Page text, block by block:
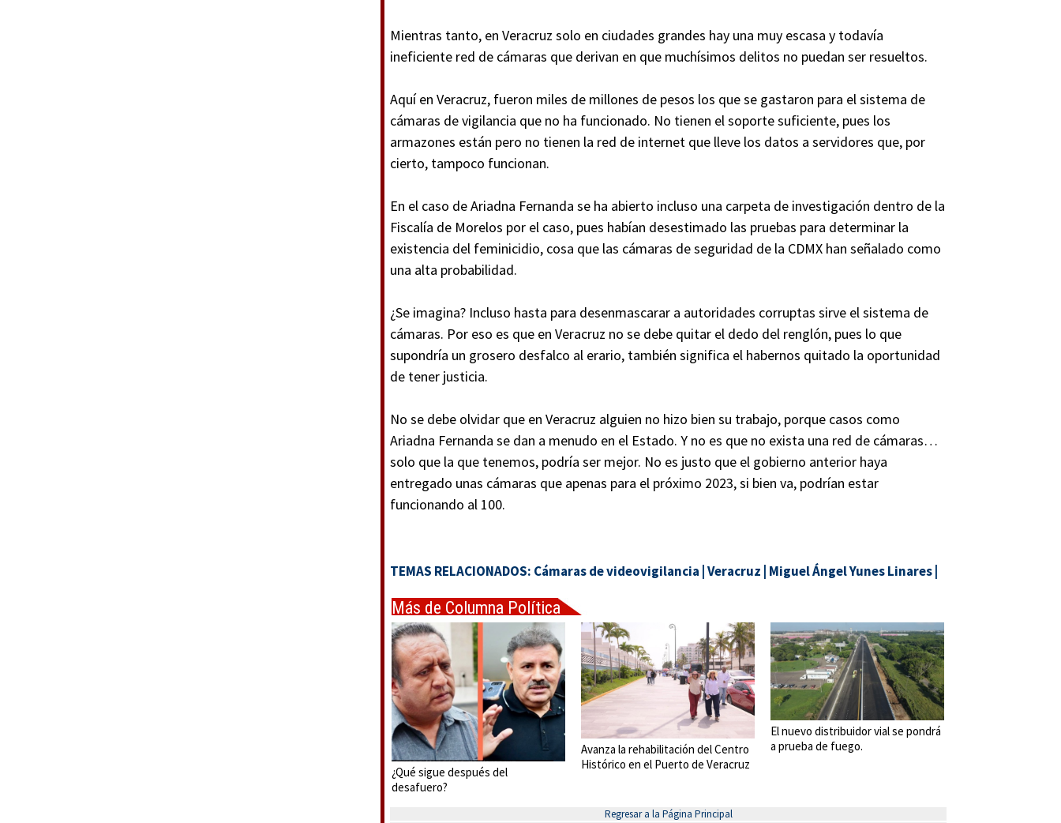
Mientras tanto, en Veracruz solo en ciudades grandes hay una muy escasa y todavía
ineficiente red de cámaras que derivan en que muchísimos delitos no puedan ser resueltos.
Aquí en Veracruz, fueron miles de millones de pesos los que se gastaron para el sistema de
cámaras de vigilancia que no ha funcionado. No tienen el soporte suficiente, pues los
armazones están pero no tienen la red de internet que lleve los datos a servidores que, por
cierto, tampoco funcionan.
En el caso de Ariadna Fernanda se ha abierto incluso una carpeta de investigación dentro de la
Fiscalía de Morelos por el caso, pues habían desestimado las pruebas para determinar la
existencia del feminicidio, cosa que las cámaras de seguridad de la CDMX han señalado como
una alta probabilidad.
¿Se imagina? Incluso hasta para desenmascarar a autoridades corruptas sirve el sistema de
cámaras. Por eso es que en Veracruz no se debe quitar el dedo del renglón, pues lo que
supondría un grosero desfalco al erario, también significa el habernos quitado la oportunidad
de tener justicia.
No se debe olvidar que en Veracruz alguien no hizo bien su trabajo, porque casos como
Ariadna Fernanda se dan a menudo en el Estado. Y no es que no exista una red de cámaras…
solo que la que tenemos, podría ser mejor. No es justo que el gobierno anterior haya
entregado unas cámaras que apenas para el próximo 2023, si bien va, podrían estar
funcionando al 100.
TEMAS RELACIONADOS: Cámaras de videovigilancia Veracruz Miguel Ángel Yunes Linares
Más de Columna Política
Express
¿Qué sigue después del
desafuero?
Avanza la rehabilitación del Centro
Histórico en el Puerto de Veracruz
El nuevo distribuidor vial se pondrá
a prueba de fuego.
Regresar a la Página Principal